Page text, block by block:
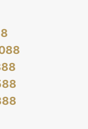
88
88
88
88